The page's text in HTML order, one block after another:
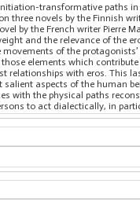
transformative paths
three novels by the Finnish
by the French writer Pierre
and the relevance of the
of the
elements which
relationships with eros. This
aspects of the human
with the physical paths
to act dialectically, in